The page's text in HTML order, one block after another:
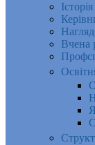
Історія
Вчена